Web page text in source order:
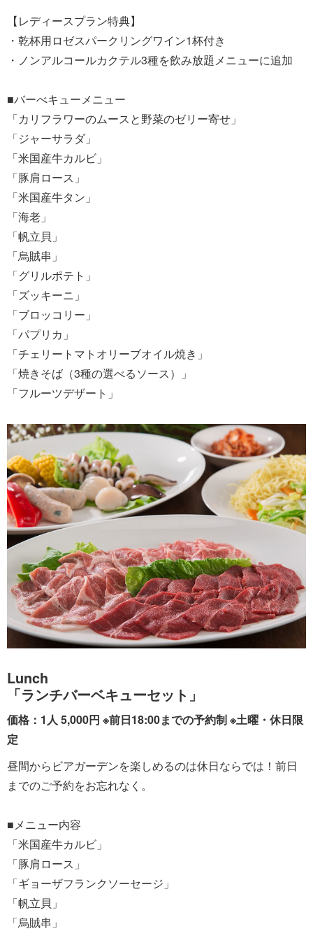
【レディースプラン特典】
・乾杯用ロゼスパークリングワイン1杯付き
・ノンアルコールカクテル3種を飲み放題メニューに追加
■バーべキューメニュー
「カリフラワーのムースと野菜のゼリー寄せ」
「ジャーサラダ」
「米国産牛カルビ」
「豚肩ロース」
「米国産牛タン」
「海老」
「帆立貝」
「烏賊串」
「グリルポテト」
「ズッキーニ」
「ブロッコリー」
「パプリカ」
「チェリートマトオリーブオイル焼き」
「焼きそば（3種の選べるソース）」
「フルーツデザート」
Lunch
「ランチバーベキューセット」
価格：1人 5,000円 ※前日18:00までの予約制 ※土曜・休日限
定
昼間からビアガーデンを楽しめるのは休日ならでは！前日
までのご予約をお忘れなく。
■メニュー内容
「米国産牛カルビ」
「豚肩ロース」
「ギョーザフランクソーセージ」
「帆立貝」
「烏賊串」